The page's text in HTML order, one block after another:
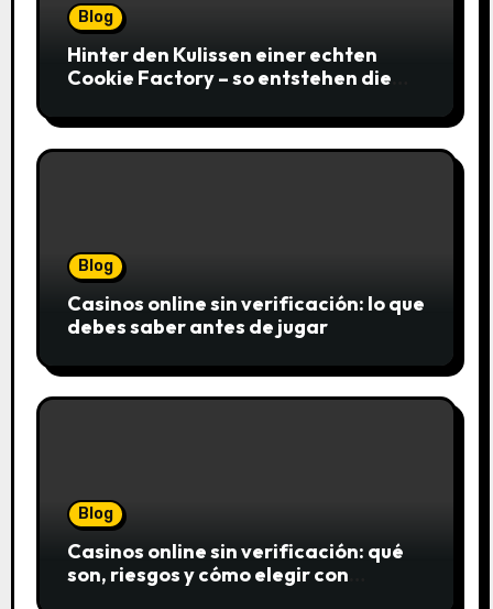
Blog
Hinter den Kulissen einer echten
Cookie Factory – so entstehen die
Blog
Casinos online sin verificación: lo que
debes saber antes de jugar
Blog
Casinos online sin verificación: qué
son, riesgos y cómo elegir con